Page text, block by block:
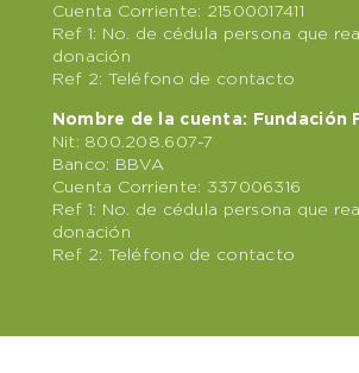
Cuenta Corriente: 21500017411
Ref 1: No. de cédula persona que
donación
Ref 2: Teléfono de contacto
Nombre de la cuenta: Fundación
Nit: 800.208.607-7
Banco: BBVA
Cuenta Corriente: 337006316
Ref 1: No. de cédula persona que
donación
Ref 2: Teléfono de contacto